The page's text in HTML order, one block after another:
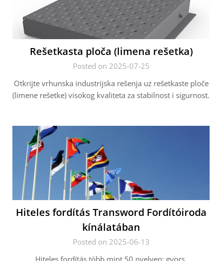
Rešetkasta ploča (limena rešetka)
Posted on 2025-07-25
Otkrijte vrhunska industrijska rešenja uz rešetkaste ploče
(limene rešetke) visokog kvaliteta za stabilnost i sigurnost.
Hiteles fordítás Transword Fordítóiroda
kínálatában
Posted on 2025-06-13
Hiteles fordítás több mint 50 nyelven: gyors,